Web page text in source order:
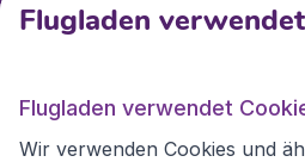
Internationale Webseiten
Folgen Sie uns:
Flugladen
Flugladen verwendet
Wir verwenden Cookies und